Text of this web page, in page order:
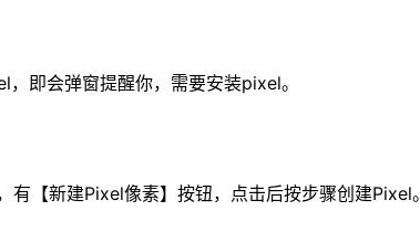
即会弹窗提醒你，需要安装pixel。
【新建Pixel像素】按钮，点击后按步骤创建Pixel。